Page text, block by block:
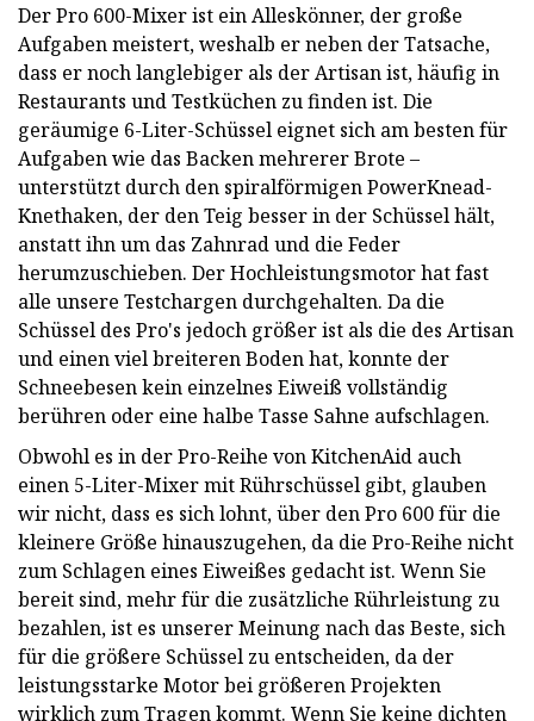
Der Pro 600-Mixer ist ein Alleskönner, der große
Aufgaben meistert, weshalb er neben der Tatsache,
dass er noch langlebiger als der Artisan ist, häufig in
Restaurants und Testküchen zu finden ist. Die
geräumige 6-Liter-Schüssel eignet sich am besten für
Aufgaben wie das Backen mehrerer Brote –
unterstützt durch den spiralförmigen PowerKnead-
Knethaken, der den Teig besser in der Schüssel hält,
anstatt ihn um das Zahnrad und die Feder
herumzuschieben. Der Hochleistungsmotor hat fast
alle unsere Testchargen durchgehalten. Da die
Schüssel des Pro's jedoch größer ist als die des Artisan
und einen viel breiteren Boden hat, konnte der
Schneebesen kein einzelnes Eiweiß vollständig
berühren oder eine halbe Tasse Sahne aufschlagen.
Obwohl es in der Pro-Reihe von KitchenAid auch
einen 5-Liter-Mixer mit Rührschüssel gibt, glauben
wir nicht, dass es sich lohnt, über den Pro 600 für die
kleinere Größe hinauszugehen, da die Pro-Reihe nicht
zum Schlagen eines Eiweißes gedacht ist. Wenn Sie
bereit sind, mehr für die zusätzliche Rührleistung zu
bezahlen, ist es unserer Meinung nach das Beste, sich
für die größere Schüssel zu entscheiden, da der
leistungsstarke Motor bei größeren Projekten
wirklich zum Tragen kommt. Wenn Sie keine dichten